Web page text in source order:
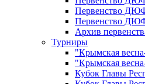
Первенство
Первенство
Архив
Турниры
"Крымская
"Крымская
Кубок Главы